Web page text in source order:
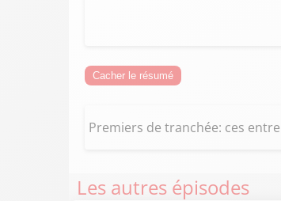
Cacher le résumé
Premiers de tranchée: ces
Les autres épisodes